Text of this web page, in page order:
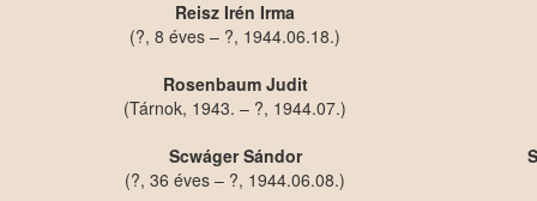
Reisz Irén Irma
(?, 8 éves – ?, 1944.06.18.)
Rosenbaum Judit
(Tárnok, 1943. – ?, 1944.07.)
Scwáger Sándor
(?, 36 éves – ?, 1944.06.08.)